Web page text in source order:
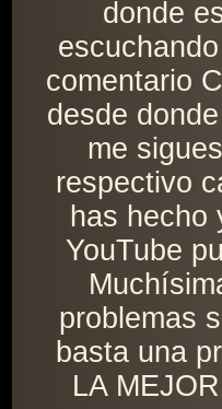
donde
comentario
desde
me
respectivo
has hecho
YouTube
problemas
basta una
LA